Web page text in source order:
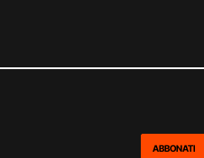
ABBONATI